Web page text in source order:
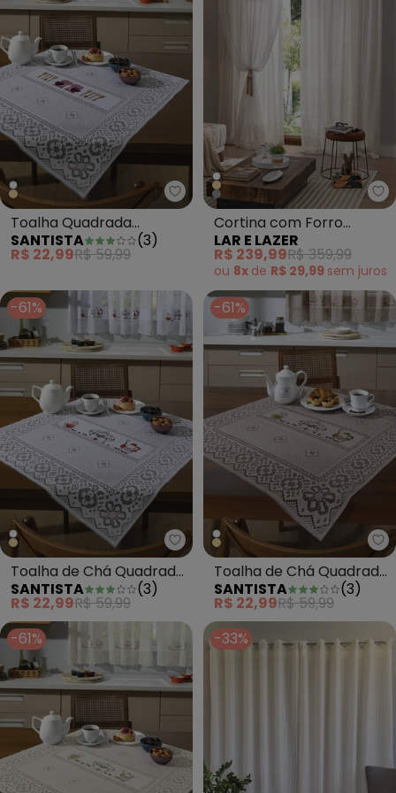
Santista - Toalha Quadrada
Toalha Quadrada
Valência Branca
Cozinheira
SANTISTA (3)
R$ 22,99R$ 59,99
Cortina com Forro
Marfim 3.00m X 1.80m
LAR E LAZER
R$ 239,99R$ 359,99
ou 8x de R$ 29,99 sem juros
-61%
Santista - Toalha de Chá
Toalha de Chá Quadrada
Branca Café
SANTISTA (3)
R$ 22,99R$ 59,99
-61%
Toalha de Chá Quadrada
Valência Desert Café
SANTISTA (3)
R$ 22,99R$ 59,99
-61%
-33%